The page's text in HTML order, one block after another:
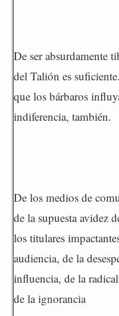
De ser absurdamente
del Talión es
que los bárbaros
indiferencia, también.
De los medios de
de la supuesta avidez
los titulares
audiencia, de la
influencia, de la
de la ignorancia